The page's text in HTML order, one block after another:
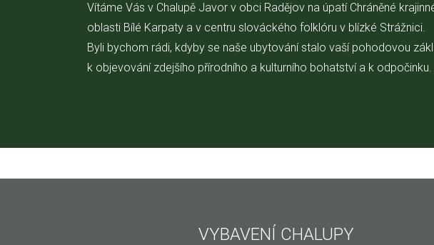
Vítáme Vás v Chalupě Javor v obci Radějov na úpatí Chráněné
oblasti Bílé Karpaty a v centru slováckého folklóru v blízké Strážnici.
Byli bychom rádi, kdyby se naše ubytování stalo vaší pohodovou
k objevování zdejšího přírodního a kulturního bohatství a k odpočinku.
VYBAVENÍ CHALUPY